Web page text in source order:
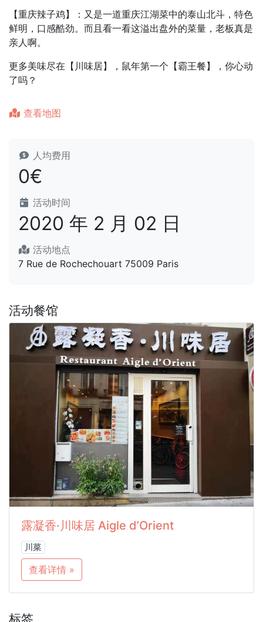
【重庆辣子鸡】：又是一道重庆江湖菜中的泰山北斗，特色
鲜明，口感酷劲。而且看一看这溢出盘外的菜量，老板真是
亲人啊。
更多美味尽在【川味居】，鼠年第一个【霸王餐】，你心动
了吗？
查看地图
人均费用
0€
活动时间
2020 年 2 月 02 日
活动地点
7 Rue de Rochechouart 75009 Paris
活动餐馆
露凝香·川味居 Aigle d’Orient
川菜
查看详情 »
标签